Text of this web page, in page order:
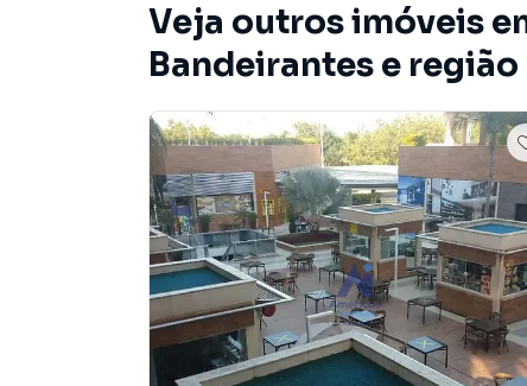
Veja outros imóveis
Bandeirantes e região